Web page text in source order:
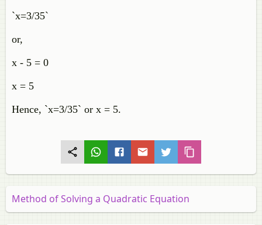
`x=3/35`
or,
x - 5 = 0
x = 5
Hence, `x=3/35` or x = 5.
Method of Solving a Quadratic Equation